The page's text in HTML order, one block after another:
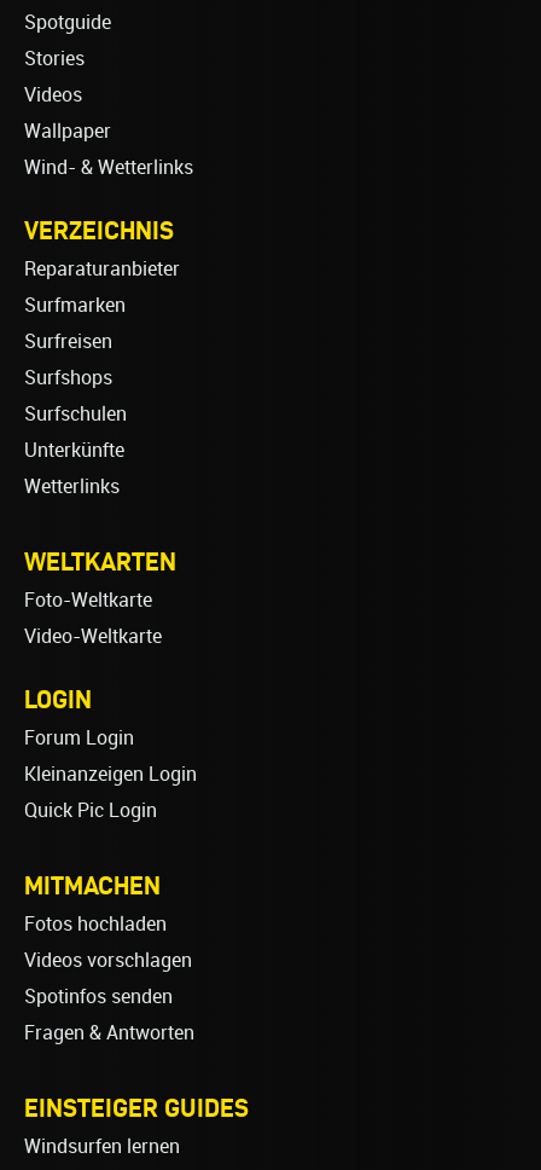
Spotguide
Stories
Videos
Wallpaper
Wind- & Wetterlinks
VERZEICHNIS
Reparaturanbieter
Surfmarken
Surfreisen
Surfshops
Surfschulen
Unterkünfte
Wetterlinks
WELTKARTEN
Foto-Weltkarte
Video-Weltkarte
LOGIN
Forum Login
Kleinanzeigen Login
Quick Pic Login
MITMACHEN
Fotos hochladen
Videos vorschlagen
Spotinfos senden
Fragen & Antworten
EINSTEIGER GUIDES
Windsurfen lernen